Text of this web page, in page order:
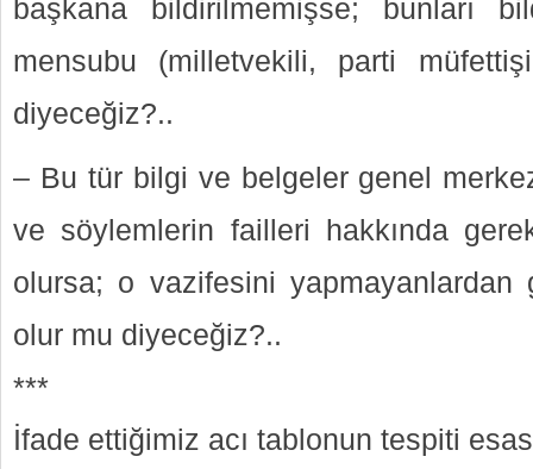
başkana bildirilmemişse; bunları
mensubu (milletvekili, parti
diyeceğiz?..
– Bu tür bilgi ve belgeler genel
ve söylemlerin failleri hakkında
olursa; o vazifesini yapmayanlardan
olur mu diyeceğiz?..
***
İfade ettiğimiz acı tablonun tespiti